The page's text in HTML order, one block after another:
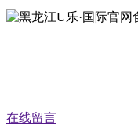
在线留言